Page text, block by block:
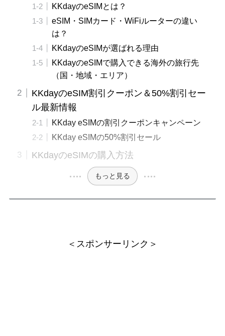
KKdayのeSIMとは？
eSIM・SIMカード・WiFiルーターの違い
は？
KKdayのeSIMが選ばれる理由
KKdayのeSIMで購入できる海外の旅行先
（国・地域・エリア）
KKdayのeSIM割引クーポン＆50%割引セー
ル最新情報
KKday eSIMの割引クーポンキャンペーン
KKday eSIMの50%割引セール
KKdayのeSIMの購入方法
もっと見る
＜スポンサーリンク＞